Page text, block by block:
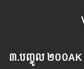
៣.​បញ្ចូល២០០AK